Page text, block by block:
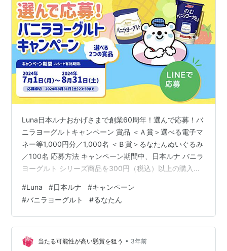
Luna日本ルナおかげさまで創業60周年！選んで応募！バ
ニラヨーグルトキャンペーン 賞品 ＜Ａ賞＞選べる電子マ
ネー等1,000円分／1,000名 ＜Ｂ賞＞るなたんぬいぐるみ
／100名 応募方法 キャンペーン期間中、日本ルナ バニラ
ヨーグルト シリーズ商品を300円（税込）以上の購入レ
本ルナ）LINE公式アカウント」を友だち追加２）LINEの
トークルームに立ち上がる応募画面をタップ３）応募フ
ォームからレシート画像を投稿するボタンをタップ４）
LINEのアカウント認証５）応募する賞を選択し、レシー
ト画像を投稿６）投稿完了の画面が出てきたら完…
#Luna #日本ルナ #キャンペーン
#バニラヨーグルト #るなたん
当たる可能性が高い懸賞を狙う • 3年前